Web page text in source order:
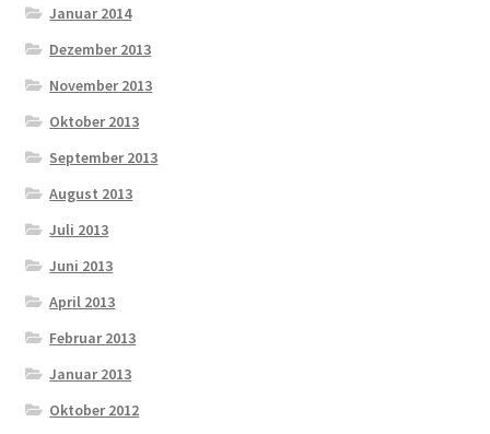
Januar 2014
Dezember 2013
November 2013
Oktober 2013
September 2013
August 2013
Juli 2013
Juni 2013
April 2013
Februar 2013
Januar 2013
Oktober 2012